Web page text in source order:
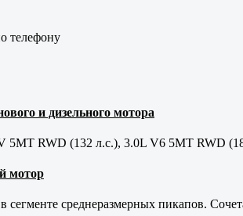
телефону
и дизельного мотора
RWD (132 л.с.), 3.0L V6 5MT RWD
мотор
среднеразмерных пикапов.